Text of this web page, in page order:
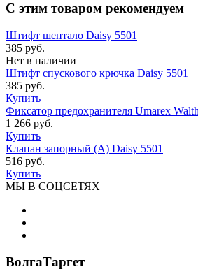
C этим товаром рекомендуем
Штифт шептало Daisy 5501
385 руб.
Нет в наличии
Штифт спускового крючка Daisy 5501
385 руб.
Купить
Фиксатор предохранителя Umarex
1 266 руб.
Купить
Клапан запорный (А) Daisy 5501
516 руб.
Купить
МЫ В СОЦСЕТЯХ
ВолгаТаргет